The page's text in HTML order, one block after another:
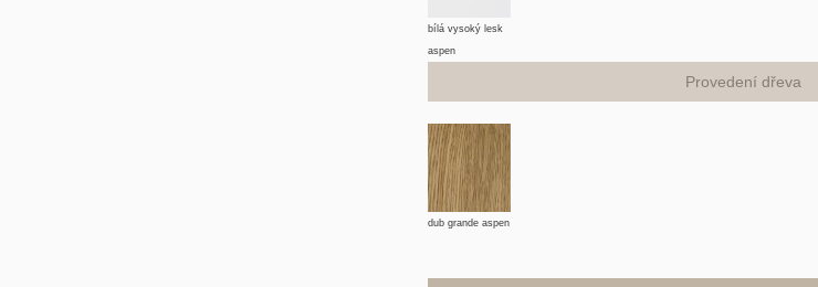
bílá vysoký lesk
aspen
Provedení dřeva
dub grande aspen